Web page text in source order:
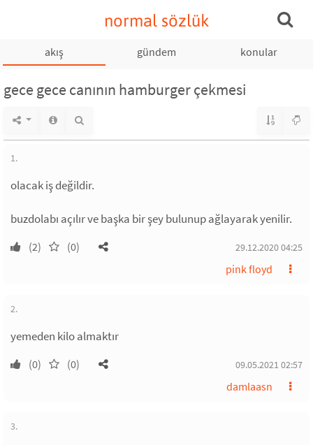
normal sözlük
akış gündem konular
gece gece canının hamburger çekmesi
1.
olacak iş değildir.
buzdolabı açılır ve başka bir şey bulunup ağlayarak yenilir.
(2) (0) 29.12.2020 04:25
pink floyd
2.
yemeden kilo almaktır
(0) (0) 09.05.2021 02:57
damlaasn
3.